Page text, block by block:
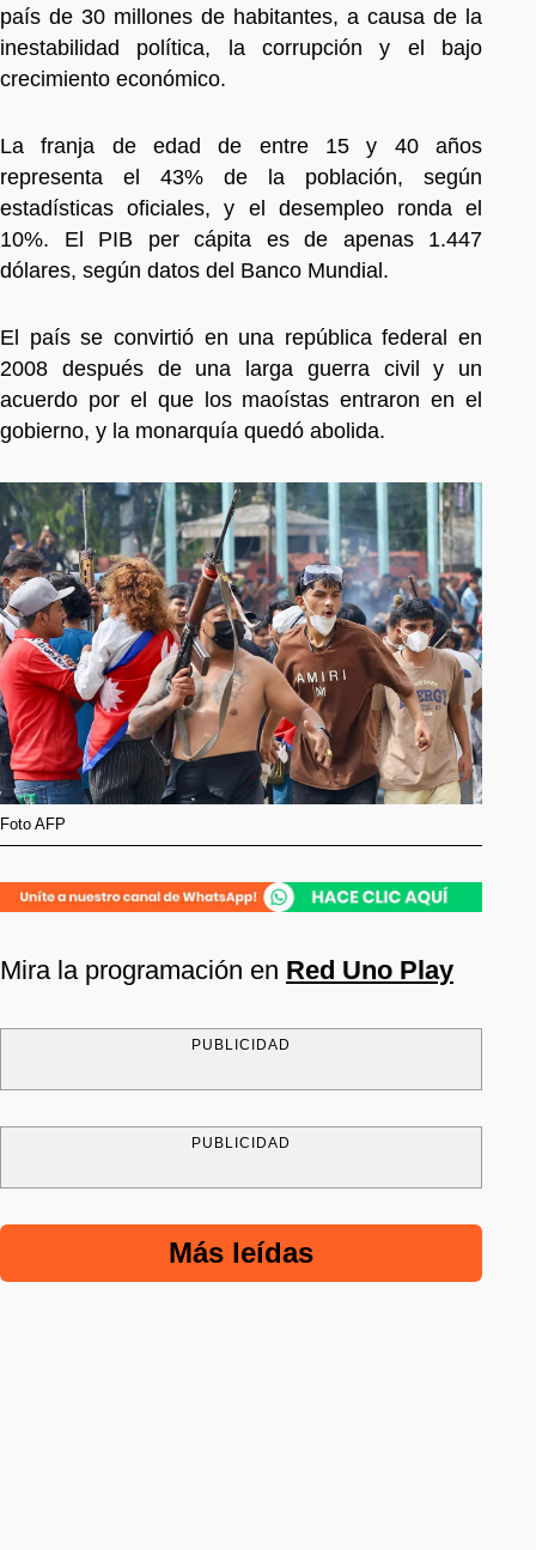
país de 30 millones de habitantes, a causa de la
inestabilidad política, la corrupción y el bajo
crecimiento económico.
La franja de edad de entre 15 y 40 años
representa el 43% de la población, según
estadísticas oficiales, y el desempleo ronda el
10%. El PIB per cápita es de apenas 1.447
dólares, según datos del Banco Mundial.
El país se convirtió en una república federal en
2008 después de una larga guerra civil y un
acuerdo por el que los maoístas entraron en el
gobierno, y la monarquía quedó abolida.
Foto AFP
Mira la programación en Red Uno Play
PUBLICIDAD
PUBLICIDAD
Más leídas